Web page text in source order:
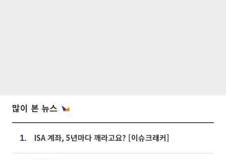
많이 본 뉴스
1. ISA 계좌, 5년마다 깨라고요? [이슈크래커]